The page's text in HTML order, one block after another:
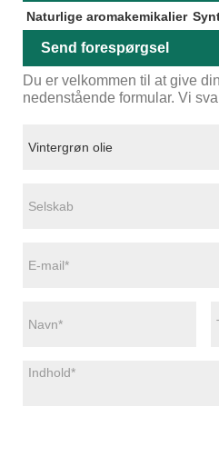
Naturlige aromakemikalier
Send forespørgsel
Du er velkommen til at give
nedenstående formular. Vi